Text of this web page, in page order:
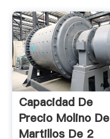
Capacidad De
Precio Molino De
Martillos De 2